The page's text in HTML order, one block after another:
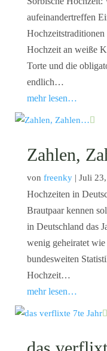
aufeinandertreffen
Hochzeit an weiße
Torte und die
endlich…
mehr lesen…
Zahlen,
von freenky| Juli
Hochzeiten in
Brautpaar kennen
in Deutschland das
wenig geheiratet
bundesweiten
Hochzeit…
mehr lesen…